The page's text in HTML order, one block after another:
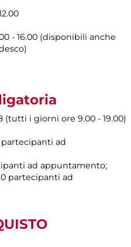
- 16.00 (disponibili anche
i giorni ore 9.00 - 19.00)
partecipanti ad
ad appuntamento;
partecipanti ad